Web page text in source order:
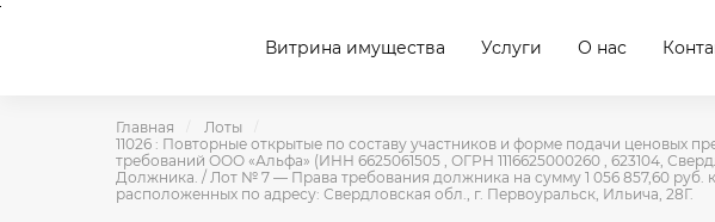
Витрина имущества Услуги О нас
Главная
Лоты
11026 : Повторные открытые по составу участников и форме подачи
требований ООО «Альфа» (ИНН 6625061505 , ОГРН 1116625000260 , 623104,
Должника. / Лот № 7 — Права требования должника на сумму 1 056 857,60
расположенных по адресу: Свердловская обл., г. Первоуральск, Ильича, 28Г.